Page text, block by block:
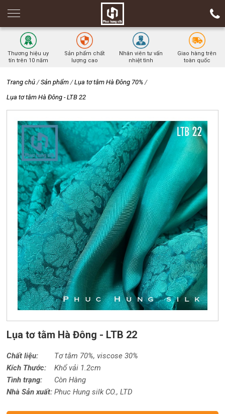
Thương hiệu uy
tín trên 10 năm
Sản phẩm chất
lượng cao
Nhân viên tư vấn
nhiệt tình
Giao hàng trên
toàn quốc
Trang chủ / Sản phẩm / Lụa tơ tằm Hà Đông 70% /
Lụa tơ tằm Hà Đông - LTB 22
Lụa tơ tằm Hà Đông - LTB 22
Chất liệu: Tơ tằm 70%, viscose30%
Kích Thước: Khổ vải 1.2cm
Tình trạng: Còn Hàng
Nhà Sản xuất: Phuc Hung silk CO., LTD